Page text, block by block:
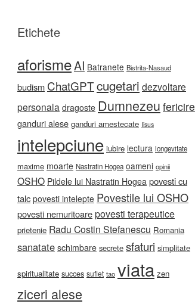
Etichete
aforismeAI Batranete Bistrita-Nasaud
budism ChatGPTcugetari dezvoltare
personala dragoste Dumnezeu fericire
ganduri alese ganduri amestecate Iisus
intelepciune iubire lectura longevitate
maxime moarte Nastratin Hogea oameni opinii
OSHO Pildele lui Nastratin Hogea povesti cu
talc povesti intelepte Povestile lui OSHO
povesti nemuritoarepovesti terapeutice
prietenie Radu Costin Stefanescu Romania
sanatate schimbare secrete sfaturi simplitate
spiritualitate succes suflet tao viata zen
ziceri alese